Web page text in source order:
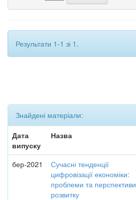
Результати 1-1 зі 1.
Знайдені матеріали:
Дата
випуску
Назва
бер-2021
Сучасні тенденції
цифровізації економіки:
проблеми та перспективи
розвитку